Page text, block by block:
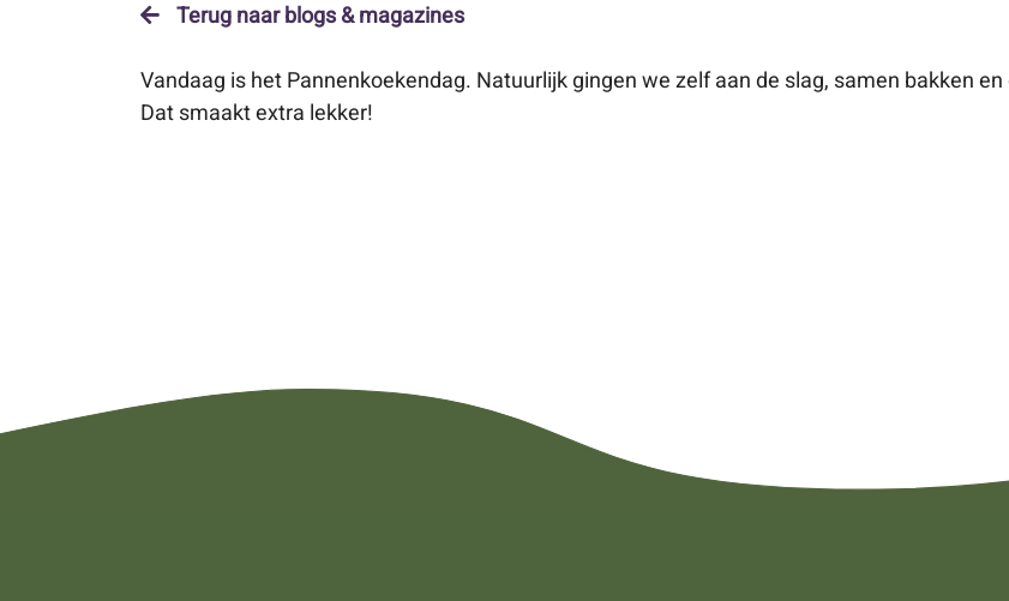
Terug naar blogs & magazines
Vandaag is het Pannenkoekendag. Natuurlijk gingen we zelf aan de slag, samen bakken
Dat smaakt extra lekker!